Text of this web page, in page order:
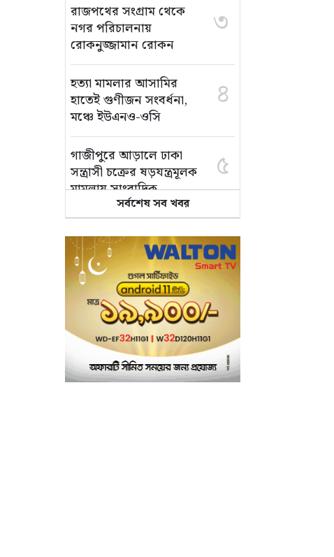
রাজপথের সংগ্রাম থেকে
নগর পরিচালনায়
রোকনুজ্জামান রোকন
৩
হত্যা মামলার আসামির
হাতেই গুণীজন সংবর্ধনা,
মঞ্চে ইউএনও-ওসি
৪
গাজীপুরে আড়ালে ঢাকা
সন্ত্রাসী চক্রের ষড়যন্ত্রমূলক
মামলায় সাংবাদিক
আনোয়ার খালাস
৫
ময়মনসিংহে পুলিশের
অভিযানে একাধিক
মামলার ওয়ারেন্টভুক্ত
আসামি ফারুক গ্রেপ্তার
৬
সম্মিলিত আত্মত্যাগ ও
সংগ্রামের ফলেই
গণঅভ্যুত্থান সফল হয়েছে:
এমপি আবু ওয়াহাব আকন্দ
৭
সর্বশেষ সব খবর